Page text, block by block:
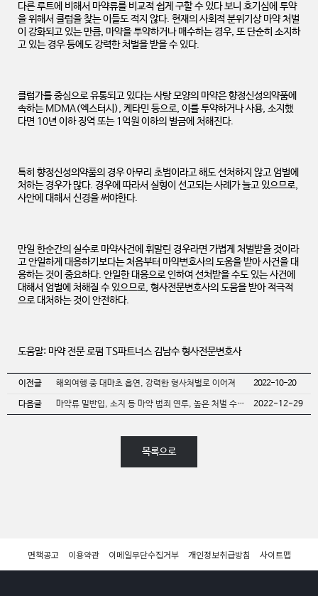
다른 루트에 비해서 마약류를 비교적 쉽게 구할 수 있다 보니 호기심에 투약
을 위해서 클럽을 찾는 이들도 적지 않다. 현재의 사회적 분위기상 마약 처벌
이 강화되고 있는 만큼, 마약을 투약하거나 매수하는 경우, 또 단순히 소지하
고 있는 경우 등에도 강력한 처벌을 받을 수 있다.
클럽가를 중심으로 유통되고 있다는 사탕 모양의 마약은 향정신성의약품에
속하는 MDMA(엑스터시), 케타민 등으로, 이를 투약하거나 사용, 소지했
다면 10년 이하 징역 또는 1억원 이하의 벌금에 처해진다.
특히 향정신성의약품의 경우 아무리 초범이라고 해도 선처하지 않고 엄벌에
처하는 경우가 많다. 경우에 따라서 실형이 선고되는 사례가 늘고 있으므로,
사안에 대해서 신경을 써야한다.
만일 한순간의 실수로 마약사건에 휘말린 경우라면 가볍게 처벌받을 것이라
고 안일하게 대응하기보다는 처음부터 마약변호사의 도움을 받아 사건을 대
응하는 것이 중요하다. 안일한 대응으로 인하여 선처받을 수도 있는 사건에
대해서 엄벌에 처해질 수 있으므로, 형사전문변호사의 도움을 받아 적극적
으로 대처하는 것이 안전하다.
도움말: 마약 전문 로펌 TS파트너스 김남수 형사전문변호사
이전글 해외여행 중 대마초 흡연, 강력한 형사처벌로 이어져 2022-10-20
다음글
마약류 밀반입, 소지 등 마약 범죄 연루, 높은 처벌 수위
예상해야
2022-12-29
목록으로
면책공고 이용약관 이메일무단수집거부 개인정보취급방침 사이트맵